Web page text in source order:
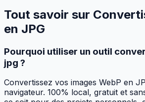
Tout savoir sur
en JPG
Pourquoi utiliser un outil
jpg ?
Convertissez vos images WebP en
navigateur. 100% local, gratuit et